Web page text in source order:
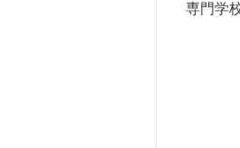
専門学